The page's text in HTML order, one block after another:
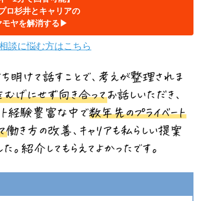
ロ杉井とキャリアの
モヤを解消する▶︎
談に悩む方はこちら